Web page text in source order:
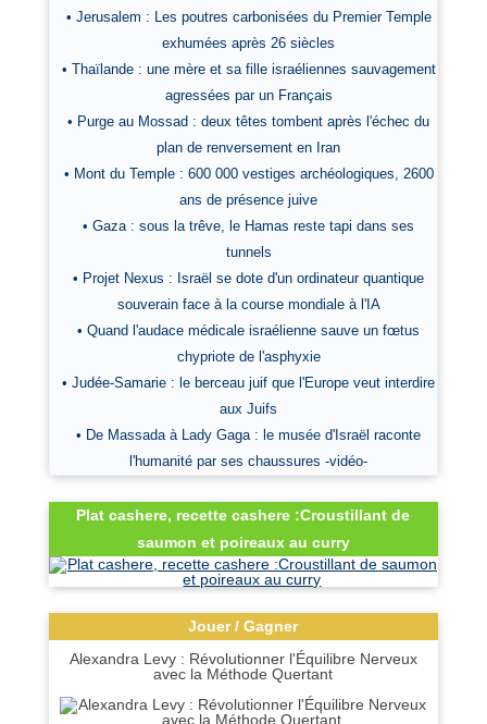
• Jerusalem : Les poutres carbonisées du Premier Temple
exhumées après 26 siècles
• Thaïlande : une mère et sa fille israéliennes sauvagement
agressées par un Français
• Purge au Mossad : deux têtes tombent après l'échec du
plan de renversement en Iran
• Mont du Temple : 600 000 vestiges archéologiques, 2600
ans de présence juive
• Gaza : sous la trêve, le Hamas reste tapi dans ses
tunnels
• Projet Nexus : Israël se dote d'un ordinateur quantique
souverain face à la course mondiale à l'IA
• Quand l'audace médicale israélienne sauve un fœtus
chypriote de l'asphyxie
• Judée-Samarie : le berceau juif que l'Europe veut interdire
aux Juifs
• De Massada à Lady Gaga : le musée d'Israël raconte
l'humanité par ses chaussures -vidéo-
Plat cashere, recette cashere :Croustillant de
saumon et poireaux au curry
Jouer / Gagner
Alexandra Levy : Révolutionner l'Équilibre Nerveux
avec la Méthode Quertant